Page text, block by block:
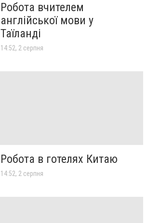
Робота вчителем
англійської мови у
Таїланді
14:52, 2 серпня
Робота в готелях Китаю
14:52, 2 серпня